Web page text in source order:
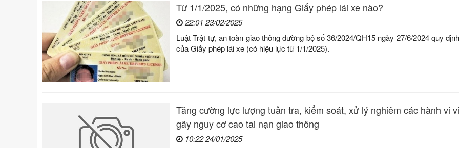
Từ 1/1/2025, có những hạng Giấy phép lái xe nào?
22:01 23/02/2025
Luật Trật tự, an toàn giao thông đường bộ số 36/2024/QH15 ngày 27/6/2024 quy
của Giấy phép lái xe (có hiệu lực từ 1/1/2025).
Tăng cường lực lượng tuần tra, kiểm soát, xử lý nghiêm các hành vi
gây nguy cơ cao tai nạn giao thông
10:22 24/01/2025